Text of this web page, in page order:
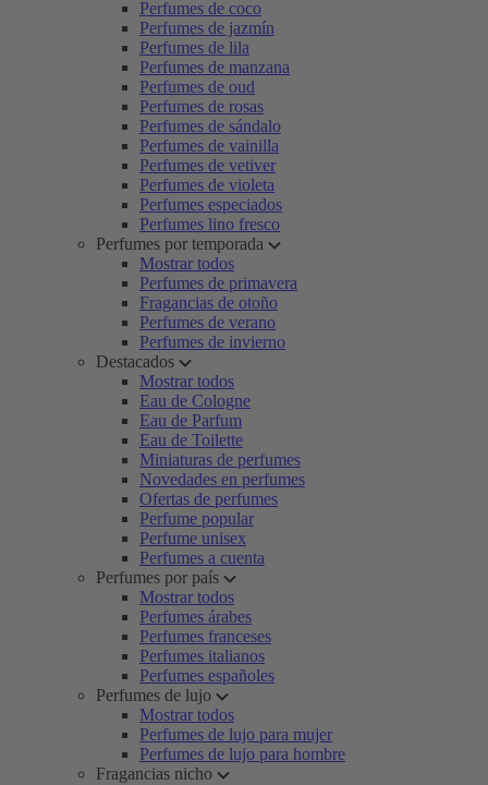
Perfumes de coco
Perfumes de jazmín
Perfumes de lila
Perfumes de manzana
Perfumes de oud
Perfumes de rosas
Perfumes de sándalo
Perfumes de vainilla
Perfumes de vetiver
Perfumes de violeta
Perfumes especiados
Perfumes lino fresco
Perfumes por temporada
Mostrar todos
Perfumes de primavera
Fragancias de otoño
Perfumes de verano
Perfumes de invierno
Destacados
Mostrar todos
Eau de Cologne
Eau de Parfum
Eau de Toilette
Miniaturas de perfumes
Novedades en perfumes
Ofertas de perfumes
Perfume popular
Perfume unisex
Perfumes a cuenta
Perfumes por país
Mostrar todos
Perfumes árabes
Perfumes franceses
Perfumes italianos
Perfumes españoles
Perfumes de lujo
Mostrar todos
Perfumes de lujo para mujer
Perfumes de lujo para hombre
Fragancias nicho